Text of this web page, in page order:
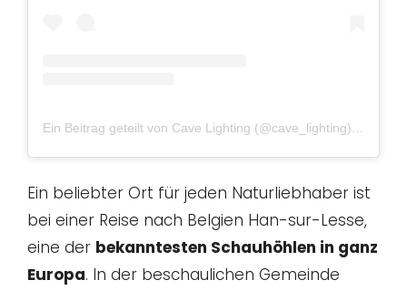
Ein Beitrag geteilt von Cave Lighting (@cave_lighting)
am
Ein beliebter Ort für jeden Naturliebhaber ist
bei einer Reise nach Belgien Han-sur-Lesse,
eine der bekanntesten Schauhöhlen in ganz
Europa. In der beschaulichen Gemeinde